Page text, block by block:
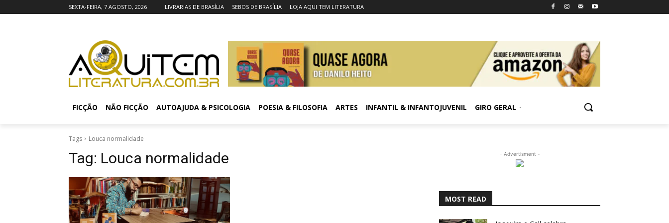
SEXTA-FEIRA, 7 AGOSTO, 2026 LIVRARIAS DE BRASÍLIA SEBOS DE BRASÍLIA LOJA AQUI TEM LITERATURA
FICÇÃO NÃO FICÇÃO AUTOAJUDA & PSICOLOGIA POESIA & FILOSOFIA ARTES INFANTIL & INFANTOJUVENIL GIRO GERAL
Tags Louca normalidade
Tag: Louca normalidade - Advertisment -
MOST READ